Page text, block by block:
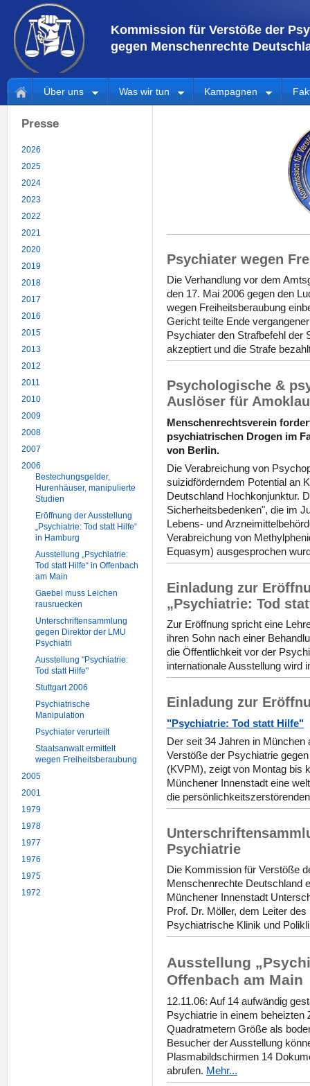
Kommission für Verstöße der
gegen Menschenrechte
Über uns Was wir tun Kampagnen
Presse
2026
2025
2024
2023
2022
2021
2020
2019
2018
2017
2016
2015
2013
2012
2011
2010
2009
2008
2007
2006
Bestechungsgelder,
Hurenhäuser, manipulierte
Studien
Eröffnung der Ausstellung
„Psychiatrie: Tod statt Hilfe“
in Hamburg
Ausstellung „Psychiatrie:
Tod statt Hilfe“ in Offenbach
am Main
Gaebel muss Leichen
rausruecken
Unterschriftensammlung
gegen Direktor der LMU
Psychiatri
Ausstellung "Psychiatrie:
Tod statt Hilfe"
Stuttgart 2006
Psychiatrische
Manipulation
Psychiater verurteilt
Staatsanwalt ermittelt
wegen Freiheitsberaubung
2005
2001
1979
1978
1977
1976
1975
1972
Psychiater wegen
Die Verhandlung vor dem
den 17. Mai 2006 gegen den
wegen Freiheitsberaubung
Gericht teilte Ende
Psychiater den Strafbefehl der
akzeptiert und die Strafe
Psychologische &
Auslöser für
Menschenrechtsverein
psychiatrischen Drogen im
von Berlin.
Die Verabreichung von
suizidförderndem Potential an
Deutschland Hochkonjunktur.
Sicherheitsbedenken", die im
Lebens- und
Verabreichung von
Equasym) ausgesprochen
Einladung zur
„Psychiatrie: Tod
Zur Eröffnung spricht eine
ihren Sohn nach einer
die Öffentlichkeit vor der
internationale Ausstellung wird
Einladung zur
"Psychiatrie: Tod statt Hilfe"
Der seit 34 Jahren in
Verstöße der Psychiatrie
(KVPM), zeigt von Montag bis
Münchener Innenstadt eine
die
Psychiatrie
Die Kommission für Verstöße
Menschenrechte Deutschland
Münchener Innenstadt
Prof. Dr. Möller, dem Leiter
Psychiatrische Klinik und
Ausstellung
Offenbach am Main
12.11.06: Auf 14 aufwändig
Psychiatrie in einem beheizten
Quadratmetern Größe als
Besucher der Ausstellung
Plasmabildschirmen 14
abrufen. Mehr...